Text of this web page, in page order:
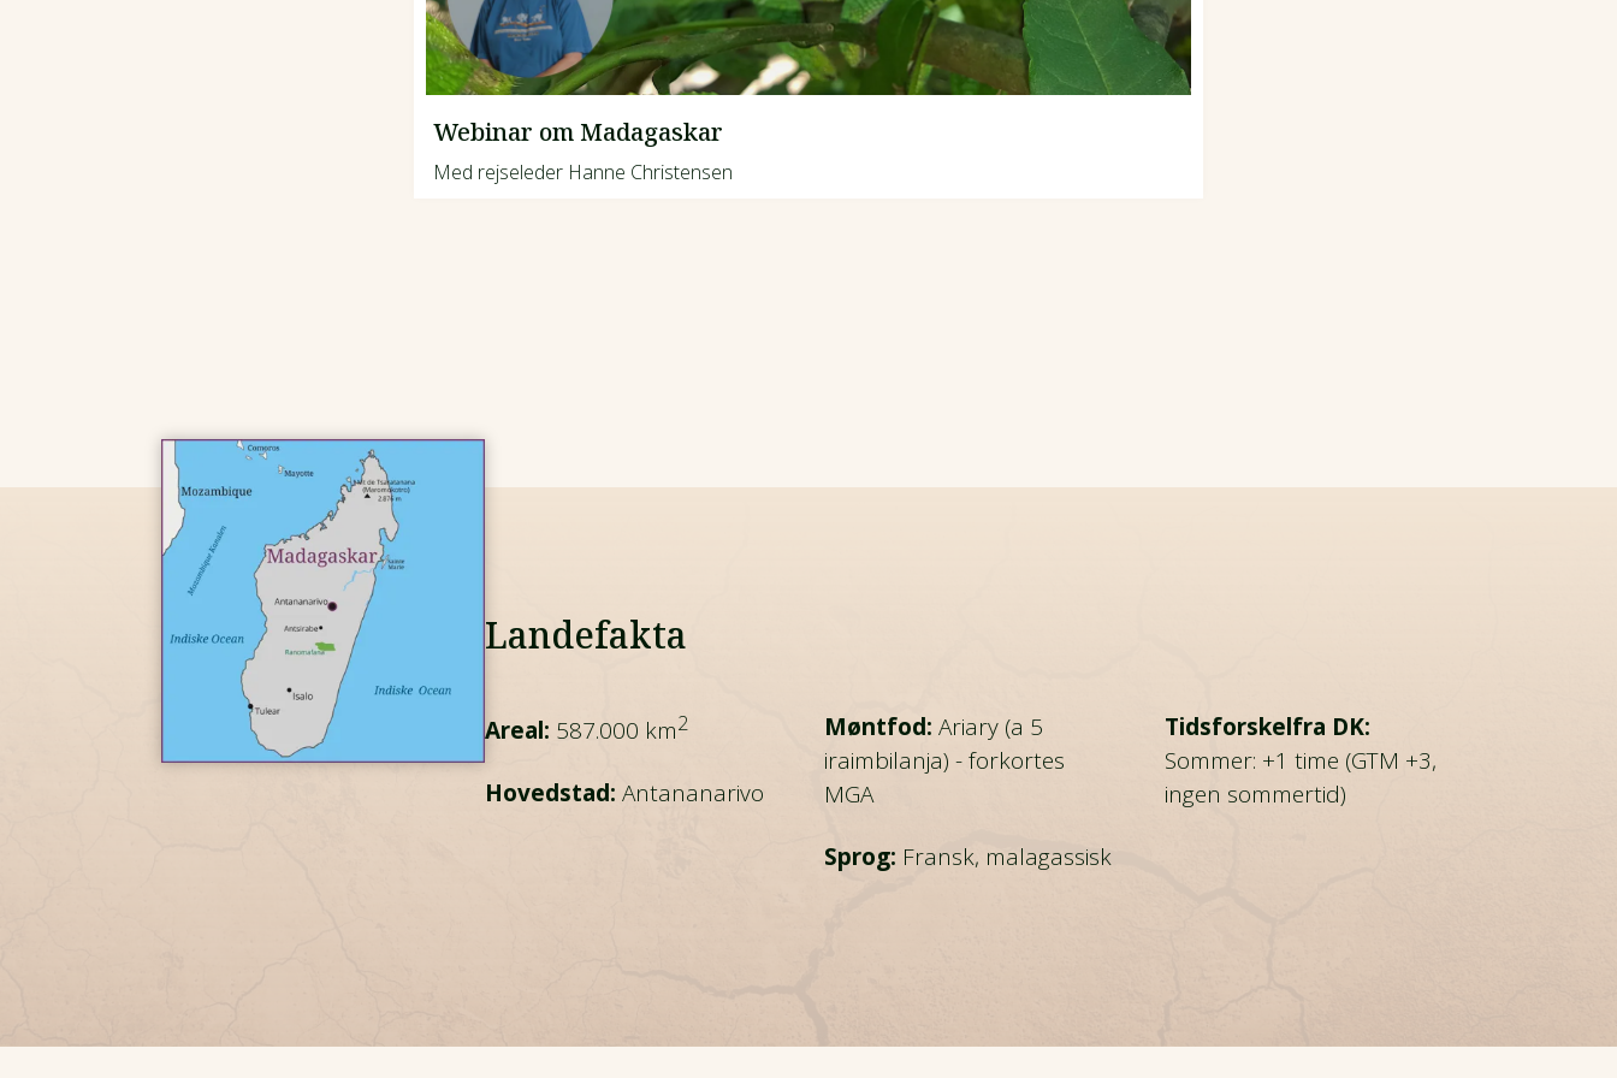
Webinar om Madagaskar
Med rejseleder Hanne Christensen
Landefakta
Areal: 587.000 km2
Hovedstad: Antananarivo
Møntfod: Ariary (a 5
iraimbilanja) - forkortes
MGA
Sprog: Fransk, malagassisk
Tidsforskelfra DK:
Sommer: +1 time (GTM +3,
ingen sommertid)